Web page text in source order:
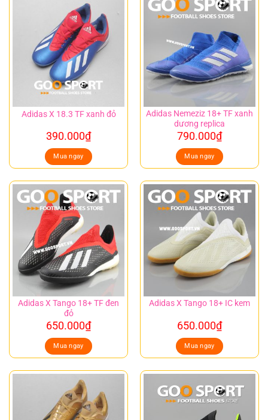
Adidas X 18.3 TF xanh đỏ
390.000₫
Mua ngay
Adidas Nemeziz 18+ TF xanh
dương replica
790.000₫
Mua ngay
Adidas X Tango 18+ TF đen
đỏ
650.000₫
Mua ngay
Adidas X Tango 18+ IC kem
650.000₫
Mua ngay